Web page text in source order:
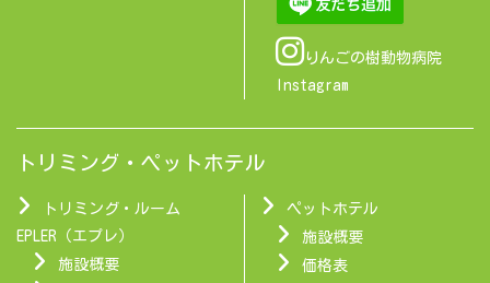
りんごの樹動物病院
Instagram
トリミング・ペットホテル
トリミング・ルーム
EPLER（エプレ）
施設概要
ペットホテル
施設概要
価格表